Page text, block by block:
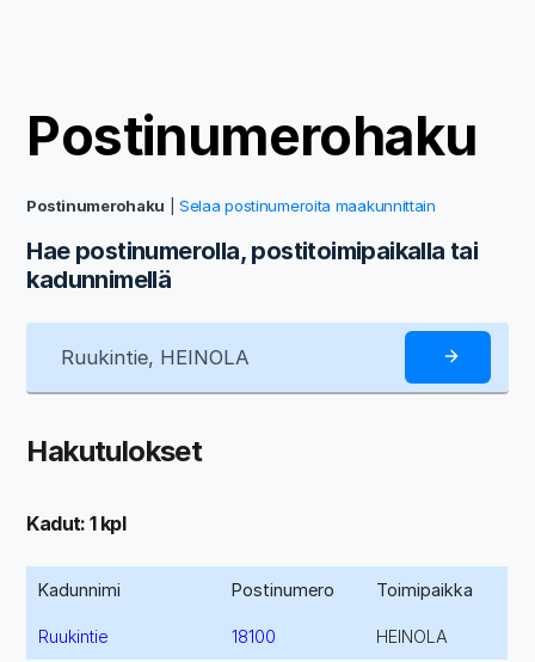
Postinumerohaku
Postinumerohaku |Selaa postinumeroita maakunnittain
Hae postinumerolla, postitoimipaikalla tai
kadunnimellä
Hakutulokset
Kadut: 1 kpl
Kadunnimi Postinumero Toimipaikka
Ruukintie 18100 HEINOLA